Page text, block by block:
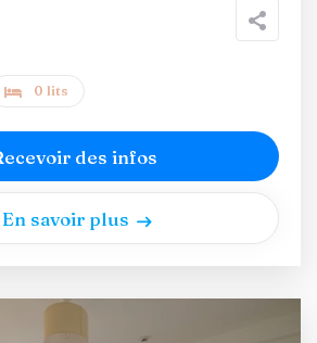
0 lits
des infos
En savoir plus